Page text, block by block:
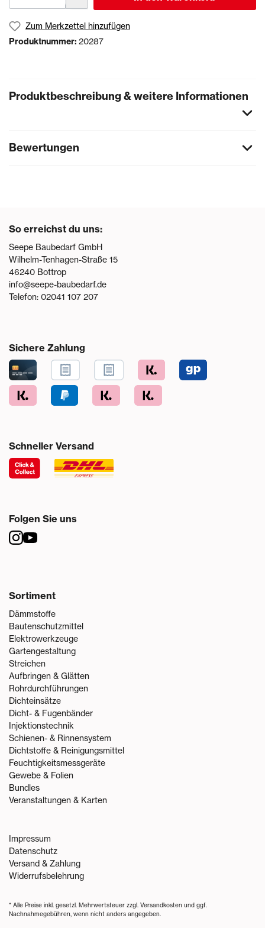
Zum Merkzettel hinzufügen
Produktnummer: 20287
Produktbeschreibung & weitere Informationen
Bewertungen
So erreichst du uns:
Seepe Baubedarf GmbH
Wilhelm-Tenhagen-Straße 15
46240 Bottrop
info@seepe-baubedarf.de
Telefon: 02041 107 207
Sichere Zahlung
Schneller Versand
Folgen Sie uns
Sortiment
Dämmstoffe
Bautenschutzmittel
Elektrowerkzeuge
Gartengestaltung
Streichen
Aufbringen & Glätten
Rohrdurchführungen
Dichteinsätze
Dicht- & Fugenbänder
Injektionstechnik
Schienen- & Rinnensystem
Dichtstoffe & Reinigungsmittel
Feuchtigkeitsmessgeräte
Gewebe & Folien
Bundles
Veranstaltungen & Karten
Impressum
Datenschutz
Versand & Zahlung
Widerrufsbelehrung
* Alle Preise inkl. gesetzl. Mehrwertsteuer zzgl. Versandkosten und ggf.
Nachnahmegebühren, wenn nicht anders angegeben.